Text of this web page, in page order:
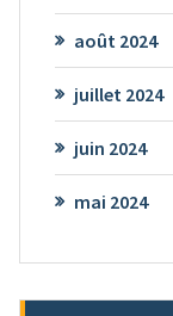
août 2024
juillet 2024
juin 2024
mai 2024